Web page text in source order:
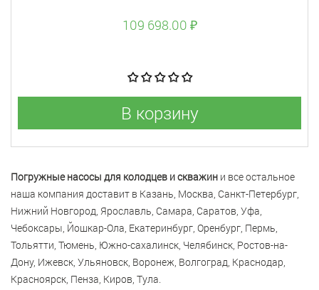
109 698.00 ₽
В корзину
Погружные насосы для колодцев и скважин и все остальное
наша компания доставит в Казань, Москва, Санкт-Петербург,
Нижний Новгород, Ярославль, Самара, Саратов, Уфа,
Чебоксары, Йошкар-Ола, Екатеринбург, Оренбург, Пермь,
Тольятти, Тюмень, Южно-сахалинск, Челябинск, Ростов-на-
Дону, Ижевск, Ульяновск, Воронеж, Волгоград, Краснодар,
Красноярск, Пенза, Киров, Тула.